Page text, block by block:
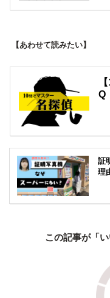
【あわせて読みたい】
Q
証
理
この記事が「